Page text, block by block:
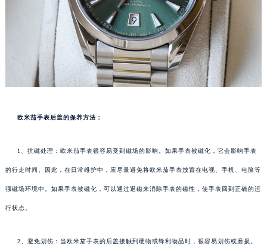
欧米茄手表后盖的保养方法：
1、抗磁处理：欧米茄手表很容易受到磁场的影响。如果手表被磁化，它会影响手表
的行走时间。因此，在日常维护中，应尽量避免将欧米茄手表放置在电视、手机、电脑等
强磁场环境中。如果手表被磁化，可以通过退磁来消除手表的磁性，使手表回到正确的运
行状态。
2、避免划伤：当欧米茄手表的后盖接触到硬物或锋利物品时，很容易划伤或磨损。